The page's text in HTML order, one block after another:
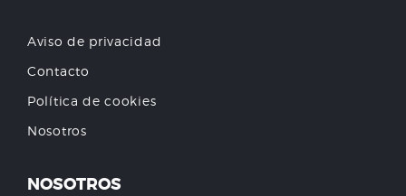
Aviso de privacidad
Contacto
Política de cookies
Nosotros
NOSOTROS